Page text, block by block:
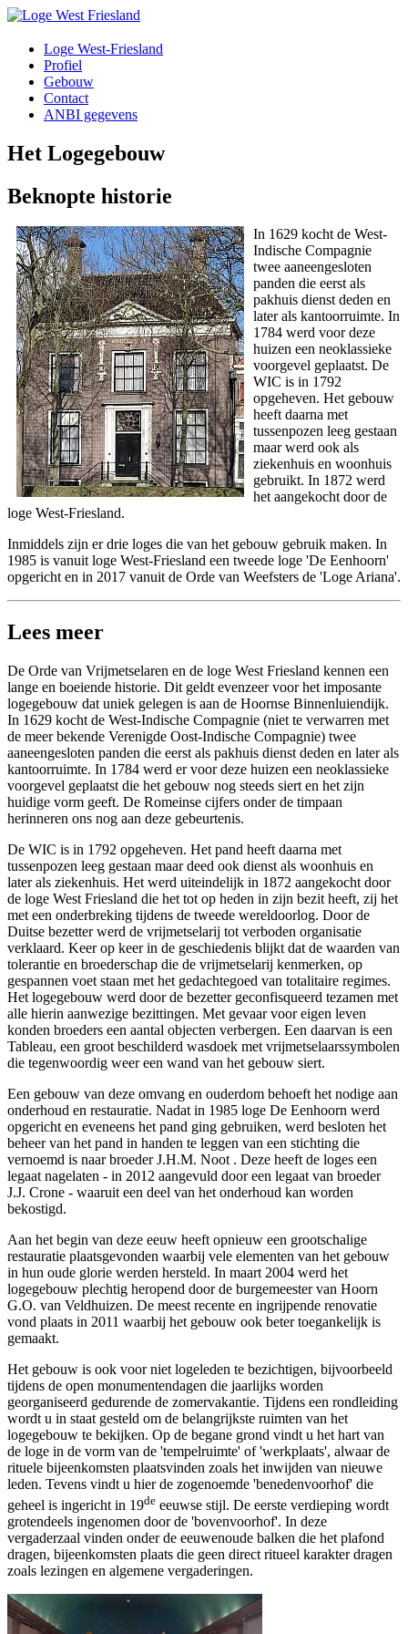
Loge West-Friesland
Profiel
Gebouw
Contact
ANBI gegevens
Het Logegebouw
Beknopte historie
In 1629 kocht de West-
Indische Compagnie
twee aaneengesloten
panden die eerst als
pakhuis dienst deden en
later als kantoorruimte. In
1784 werd voor deze
huizen een neoklassieke
voorgevel geplaatst. De
WIC is in 1792
opgeheven. Het gebouw
heeft daarna met
tussenpozen leeg gestaan
maar werd ook als
ziekenhuis en woonhuis
gebruikt. In 1872 werd
het aangekocht door de
loge West-Friesland.
Inmiddels zijn er drie loges die van het gebouw gebruik maken. In
1985 is vanuit loge West-Friesland een tweede loge 'De Eenhoorn'
opgericht en in 2017 vanuit de Orde van Weefsters de 'Loge Ariana'.
Lees meer
De Orde van Vrijmetselaren en de loge West Friesland kennen een
lange en boeiende historie. Dit geldt evenzeer voor het imposante
logegebouw dat uniek gelegen is aan de Hoornse Binnenluiendijk.
In 1629 kocht de West-Indische Compagnie (niet te verwarren met
de meer bekende Verenigde Oost-Indische Compagnie) twee
aaneengesloten panden die eerst als pakhuis dienst deden en later als
kantoorruimte. In 1784 werd er voor deze huizen een neoklassieke
voorgevel geplaatst die het gebouw nog steeds siert en het zijn
huidige vorm geeft. De Romeinse cijfers onder de timpaan
herinneren ons nog aan deze gebeurtenis.
De WIC is in 1792 opgeheven. Het pand heeft daarna met
tussenpozen leeg gestaan maar deed ook dienst als woonhuis en
later als ziekenhuis. Het werd uiteindelijk in 1872 aangekocht door
de loge West Friesland die het tot op heden in zijn bezit heeft, zij het
met een onderbreking tijdens de tweede wereldoorlog. Door de
Duitse bezetter werd de vrijmetselarij tot verboden organisatie
verklaard. Keer op keer in de geschiedenis blijkt dat de waarden van
tolerantie en broederschap die de vrijmetselarij kenmerken, op
gespannen voet staan met het gedachtegoed van totalitaire regimes.
Het logegebouw werd door de bezetter geconfisqueerd tezamen met
alle hierin aanwezige bezittingen. Met gevaar voor eigen leven
konden broeders een aantal objecten verbergen. Een daarvan is een
Tableau, een groot beschilderd wasdoek met vrijmetselaarssymbolen
die tegenwoordig weer een wand van het gebouw siert.
Een gebouw van deze omvang en ouderdom behoeft het nodige aan
onderhoud en restauratie. Nadat in 1985 loge De Eenhoorn werd
opgericht en eveneens het pand ging gebruiken, werd besloten het
beheer van het pand in handen te leggen van een stichting die
vernoemd is naar broeder J.H.M. Noot . Deze heeft de loges een
legaat nagelaten - in 2012 aangevuld door een legaat van broeder
J.J. Crone - waaruit een deel van het onderhoud kan worden
bekostigd.
Aan het begin van deze eeuw heeft opnieuw een grootschalige
restauratie plaatsgevonden waarbij vele elementen van het gebouw
in hun oude glorie werden hersteld. In maart 2004 werd het
logegebouw plechtig heropend door de burgemeester van Hoorn
G.O. van Veldhuizen. De meest recente en ingrijpende renovatie
vond plaats in 2011 waarbij het gebouw ook beter toegankelijk is
gemaakt.
Het gebouw is ook voor niet logeleden te bezichtigen, bijvoorbeeld
tijdens de open monumentendagen die jaarlijks worden
georganiseerd gedurende de zomervakantie. Tijdens een rondleiding
wordt u in staat gesteld om de belangrijkste ruimten van het
logegebouw te bekijken. Op de begane grond vindt u het hart van
de loge in de vorm van de 'tempelruimte' of 'werkplaats', alwaar de
rituele bijeenkomsten plaatsvinden zoals het inwijden van nieuwe
leden. Tevens vindt u hier de zogenoemde 'benedenvoorhof' die
geheel is ingericht in 19de eeuwse stijl. De eerste verdieping wordt
grotendeels ingenomen door de 'bovenvoorhof'. In deze
vergaderzaal vinden onder de eeuwenoude balken die het plafond
dragen, bijeenkomsten plaats die geen direct ritueel karakter dragen
zoals lezingen en algemene vergaderingen.